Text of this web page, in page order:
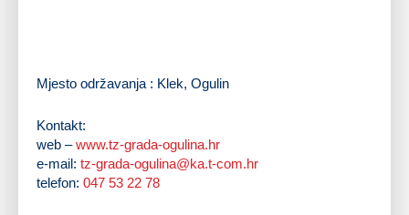
Mjesto održavanja : Klek, Ogulin
Kontakt:
web –www.tz-grada-ogulina.hr
e-mail: tz-grada-ogulina@ka.t-com.hr
telefon: 047 53 22 78